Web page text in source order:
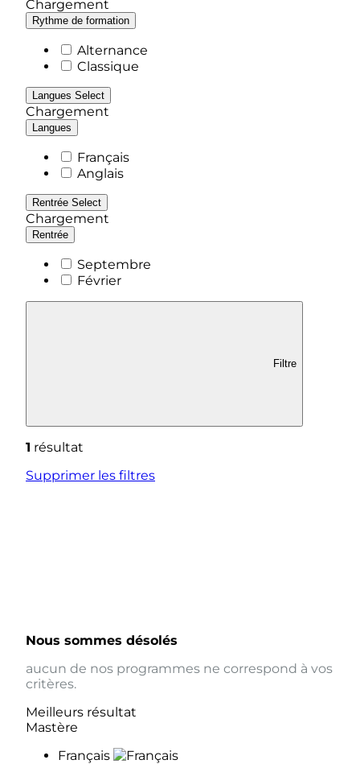
Chargement
Rythme de formation
Alternance
Classique
Langues Select
Chargement
Langues
Français
Anglais
Rentrée Select
Chargement
Rentrée
Septembre
Février
Filtre
1 résultat
Supprimer les filtres
Nous sommes désolés
aucun de nos programmes ne correspond à vos
critères.
Meilleurs résultat
Mastère
Français